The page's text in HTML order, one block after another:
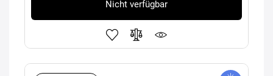
Nicht verfügbar